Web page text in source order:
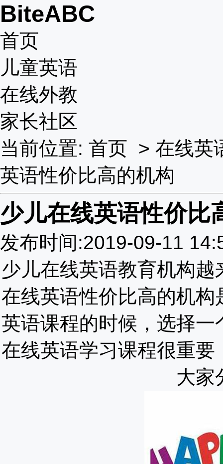
BiteABC
首页
儿童英语
在线外教
家长社区
当前位置: 首页 > 在线英
英语性价比高的机构
少儿在线英语性价比
发布时间:2019-09-11
少儿在线英语教育机构
在线英语性价比高的机
英语课程的时候，选择
在线英语学习课程很重
大家